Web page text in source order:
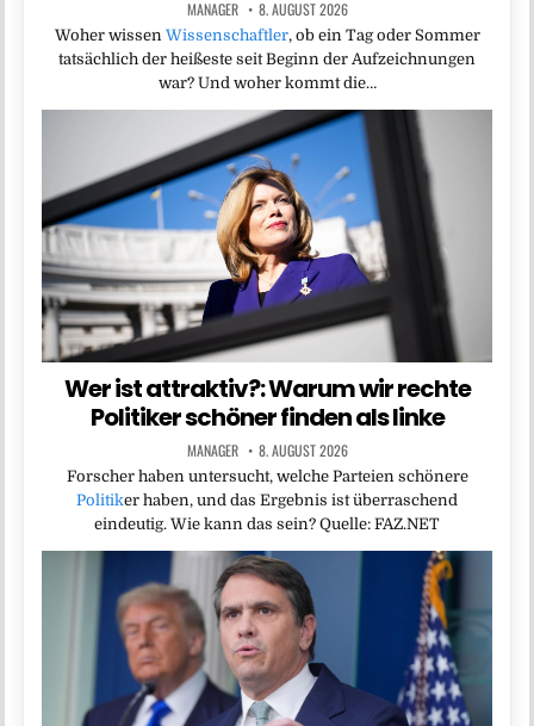
MANAGER 8. AUGUST 2026
Woher wissen Wissenschaftler, ob ein Tag oder Sommer
tatsächlich der heißeste seit Beginn der Aufzeichnungen
war? Und woher kommt die…
Wer ist attraktiv?: Warum wir rechte
Politiker schöner finden als linke
MANAGER 8. AUGUST 2026
Forscher haben untersucht, welche Parteien schönere
Politiker haben, und das Ergebnis ist überraschend
eindeutig. Wie kann das sein? Quelle: FAZ.NET